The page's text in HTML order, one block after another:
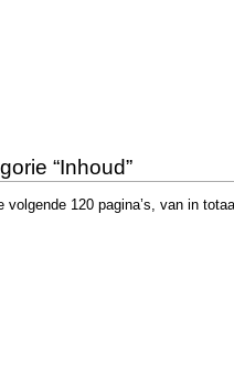
“Inhoud”
volgende 120 pagina’s, van in